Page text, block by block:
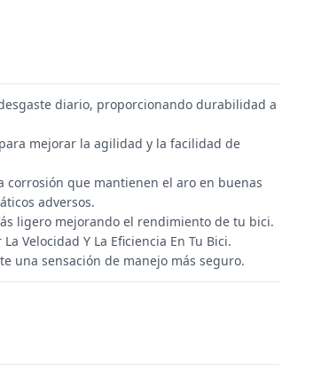
diario, proporcionando durabilidad a
mejorar la agilidad y la facilidad de
corrosión que mantienen el aro en buenas
adversos.
ligero mejorando el rendimiento de tu bici.
Velocidad Y La Eficiencia En Tu Bici.
una sensación de manejo más seguro.